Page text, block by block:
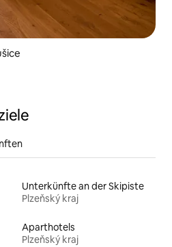
Unterkünfte an der Skipiste
Plzeňský kraj
Aparthotels
Plzeňský kraj